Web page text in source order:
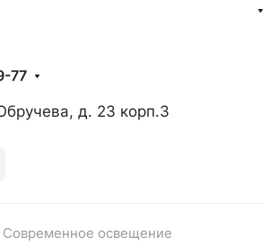
77
д. 23 корп.3
Современное освещение